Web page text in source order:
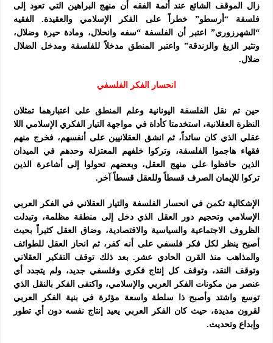
زال الموقف الشائع عند أئمة الفقه أن منهج البراهين التي تعود إلى
فلسفة “أرسطو” خطراً على الفكر الإسلامي والعقيدة. الفقيه
“الشهرزوري” اعتبر أن الفلسفة “سفه وانحلال، ومادة حيرة وضلال،
وتثير الزيغ والزندقة” واعتبر المنطق مدخلاً للفلسفة ومدخل الضلال
ضلال.
انحسار الفكر الفلسفي
حين تم نقل الفلسفة اليونانية وعلم المنطق على اعتبارهما تمثلان
النظرة العقلانية، استخدمتا كأداة في مواجهة التيار الفكري الإسلامي اللا
عقلي الذي كان سائداً، ثم انشق العقلانيين على أنفسهم، فخرج منهم
فقهاء هاجموا الفلسفة، وتركوا خلفهم المعتزلة وحدهم في الميدان
الذين حافظوا على منهج العقل، وبعضهم تحولوا إلى أشاعرة الذين
تركوا للإيمان الصرف قسطاً وللعقل قسطاً آخر.
الإشكالية تكمن في انحسار الفلسفة والتيار العقلاني في الفكر العربي
الإسلامي وتحجيم دور العقل الذي دخل إلى منطقة مظلمة، وتبدلت
الظروف الاجتماعية والسياسية والاقتصادية، وضاق العقل كثيراً بحيث
أصبح ينظر لكل فكر فلسفي على أنه كفر، ثم انحاز العقل للطوائف
والمذاهب منذ القرن الحادي عشر. بعد ذلك توقف التفكير العقلاني
وتوقف النقد، وتوقف كل إنتاج فكري وفلسفي جديد، ولم يتجدد أي
عنصر من مكونات الفكر العربي والإسلامي، واكتفى الفكر بالنقل الذي
توسع واشتد وأصبح ذا سلطة واسعة مؤثرة في بنية الفكر العربي
لقرون مديدة، حيث كان الفكر العربي يعيد إنتاج نفسه دون أي تطور
وإبداع وتحديث.